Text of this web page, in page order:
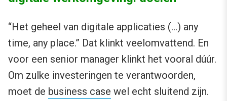
“Het geheel van digitale applicaties (…) any
time, any place.” Dat klinkt veelomvattend. En
voor een senior manager klinkt het vooral dúúr.
Om zulke investeringen te verantwoorden,
moet de business case wel echt sluitend zijn.